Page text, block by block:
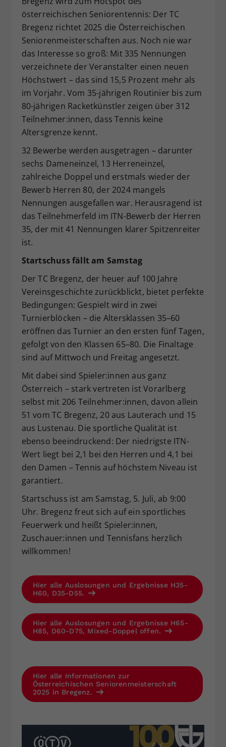
österreichischen Seniorentennis: Der TC
Bregenz richtet 2025 die Österreichischen
Seniorenmeisterschaften aus. Noch nie war
das Interesse so groß: Mit 335 Nennungen
verzeichnete der Veranstalter einen neuen
Höchstwert – das sind 15,5 Prozent mehr als
im Vorjahr. Vom 35-jährigen Routinier bis zum
80-jährigen Racketkünstler zeigen über 312
Teilnehmer:innen, dass Tennis keine
Altersgrenze kennt.
32 Bewerbe werden ausgetragen – darunter
sechs Dameneinzel, 13 Herreneinzel,
zahlreiche Doppel und erstmals wieder der
Bewerb Herren 80, der 2024 mangels
Nennungen ausgefallen war. Herausragend ist
das Teilnehmerfeld im ITN-Bewerb der Herren
35, der mit 41 Nennungen klarer Spitzenreiter
ist.
Startschuss fällt am Samstag
Der TC Bregenz, der heuer auf 100 Jahre
Vereinsgeschichte zurückblickt, bietet perfekte
Bedingungen: Gespielt wird in zwei
Turnierblöcken – die Altersklassen 35–60
eröffnen das Turnier an den ersten fünf Tagen,
gefolgt von den Klassen 65–80. Die Finaltage
sind auf Mittwoch und Freitag angesetzt.
Mit dabei sind Spieler:innen aus ganz
Österreich – stark vertreten ist Vorarlberg
selbst mit 206 Teilnehmer:innen, davon allein
51 vom TC Bregenz, 20 aus Lauterach und 15
aus Lustenau. Die sportliche Qualität ist
ebenso beeindruckend: Der niedrigste ITN-
Wert liegt bei 2,1 bei den Herren und 4,1 bei
den Damen – Tennis auf höchstem Niveau ist
garantiert.
Startschuss ist am Samstag, 5. Juli, ab 9:00
Uhr. Bregenz freut sich auf ein sportliches
Feuerwerk und heißt Spieler:innen,
Zuschauer:innen und Tennisfans herzlich
willkommen!
Hier alle Auslosungen und Ergebnisse H35-
H60, D35-D55.
Hier alle Auslosungen und Ergebnisse H65-
H85, D60-D75, Mixed-Doppel offen.
Hier alle Informationen zur
Österreichischen Seniorenmeisterschaft
2025 in Bregenz.
Zweck
Dieser Wert speichert Ihre Consent-
Einstellungen. Unter anderem eine
historische Speicherung Ihrer
vorgenommen Einstellungen, falls der
Webseiten-Betreiber dies eingestellt
hat.